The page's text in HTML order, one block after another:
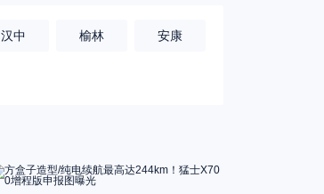
汉中 榆林 安康